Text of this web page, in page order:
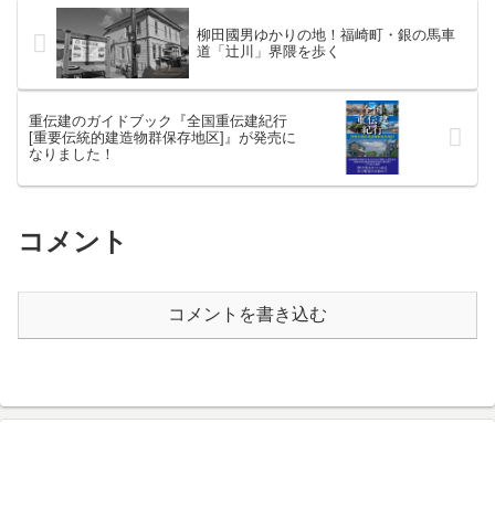
柳田國男ゆかりの地！福崎町・銀の馬車
道「辻川」界隈を歩く
重伝建のガイドブック『全国重伝建紀行
[重要伝統的建造物群保存地区]』が発売に
なりました！
コメント
コメントを書き込む